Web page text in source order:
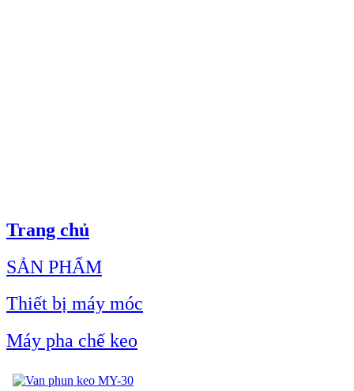
Trang chủ
SẢN PHẨM
Thiết bị máy móc
Máy pha chế keo